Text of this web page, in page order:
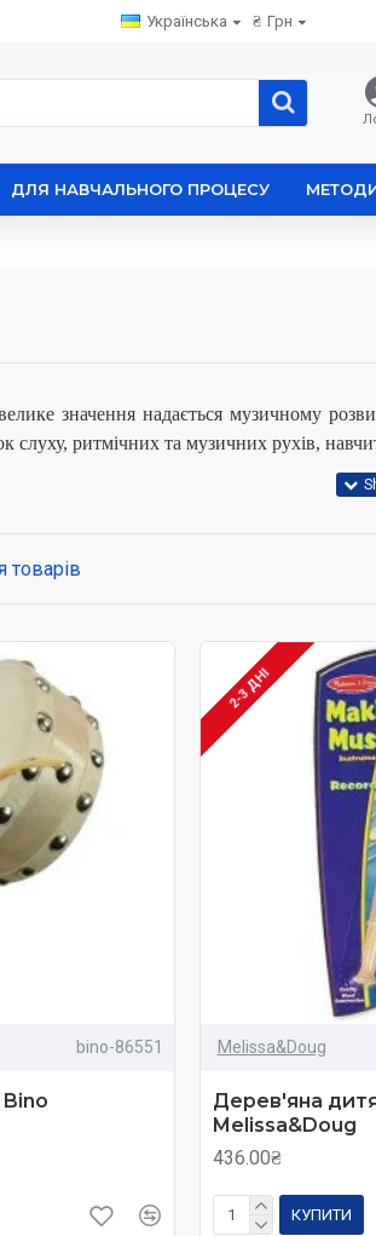
Українська ₴ Грн
ДЛЯ НАВЧАЛЬНОГО ПРОЦЕСУ
значення надається музичному
слуху, ритмічних та музичних рухів,
та загальну історію музики,
в першу чергу виготовлені з
прикрас. Вони охоплюють багату
а якість. Дитина, маючи
мелодії і навіть підключати рідних та
грибочків, пташок, матрьошок тощо.
маракаси, триангли, шейкери, тріскачки.
ксилофони та багато іншого.
любов до музики. Адже ще давні
розвитку здатні розвинути
та слухати. Також завдяки музиці
товарів
bino-86551
2-3 ДНІ
Melissa&Doug
Дерев'яна
Melissa&Doug
436.00₴
КУПИТИ